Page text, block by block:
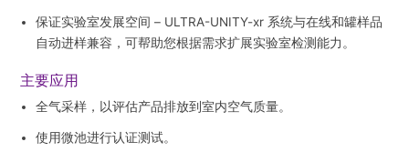
保证实验室发展空间 – ULTRA-UNITY-xr 系统与在线和罐样品
自动进样兼容，可帮助您根据需求扩展实验室检测能力。
主要应用
全气采样，以评估产品排放到室内空气质量。
使用微池进行认证测试。